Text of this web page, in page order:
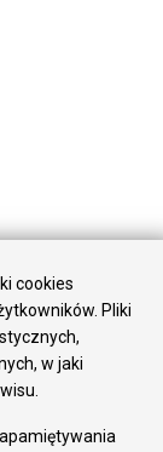
cookies
Pliki
w jaki